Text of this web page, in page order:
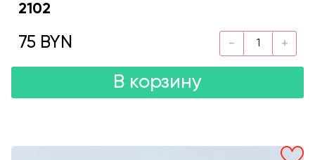
2102
75 BYN
В корзину